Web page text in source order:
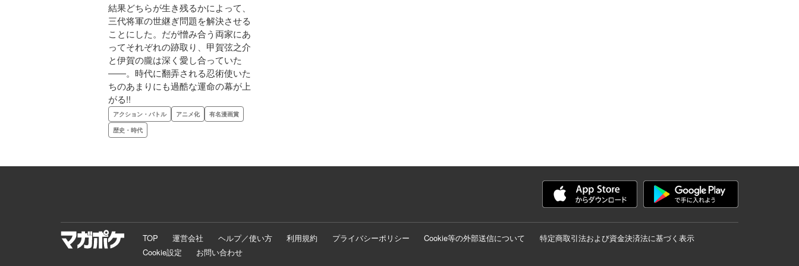
結果どちらが生き残るかによって、
三代将軍の世継ぎ問題を解決させる
ことにした。だが憎み合う両家にあ
ってそれぞれの跡取り、甲賀弦之介
と伊賀の朧は深く愛し合っていた
――。時代に翻弄される忍術使いた
ちのあまりにも過酷な運命の幕が上
がる!!
アクション・バトル アニメ化
有名漫画賞
歴史・時代
TOP 運営会社 ヘルプ／使い方 利用規約 プライバシーポリシー Cookie等の外部送信について
特定商取引法および資金決済法に基づく表示
Cookie設定
お問い合わせ